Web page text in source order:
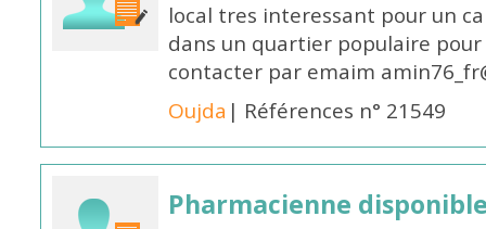
local tres interessant pour un
dans un quartier populaire
contacter par emaim
Oujda | Références n° 21549
Pharmacienne